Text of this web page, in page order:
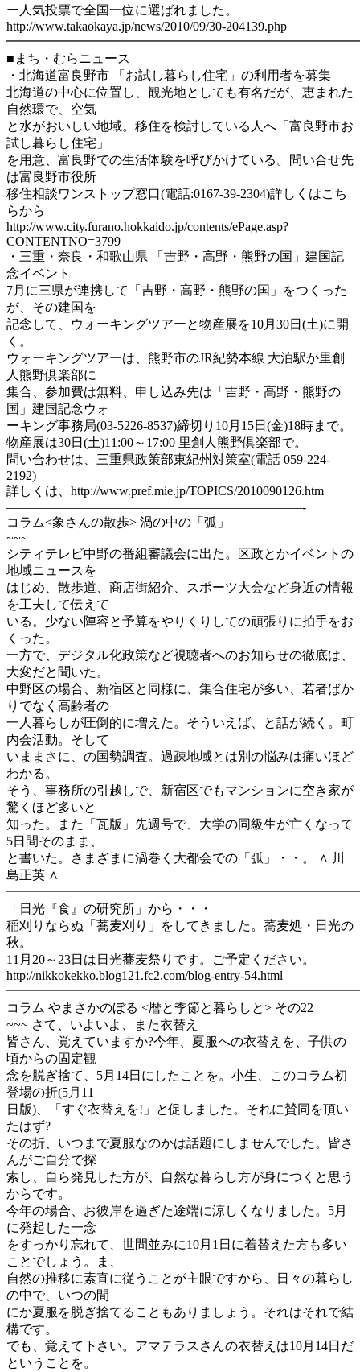
ー人気投票で全国一位に選ばれました。
http://www.takaokaya.jp/news/2010/09/30-204139.php
■まち・むらニュース ————————————————
・北海道富良野市 「お試し暮らし住宅」の利用者を募集
北海道の中心に位置し、観光地としても有名だが、恵まれた
自然環で、空気
と水がおいしい地域。移住を検討している人へ「富良野市お
試し暮らし住宅」
を用意、富良野での生活体験を呼びかけている。問い合せ先
は富良野市役所
移住相談ワンストップ窓口(電話:0167-39-2304)詳しくはこち
らから
http://www.city.furano.hokkaido.jp/contents/ePage.asp?
CONTENTNO=3799
・三重・奈良・和歌山県 「吉野・高野・熊野の国」建国記
念イベント
7月に三県が連携して「吉野・高野・熊野の国」をつくった
が、その建国を
記念して、ウォーキングツアーと物産展を10月30日(土)に開
く。
ウォーキングツアーは、熊野市のJR紀勢本線 大泊駅か里創
人熊野倶楽部に
集合、参加費は無料、申し込み先は「吉野・高野・熊野の
国」建国記念ウォ
ーキング事務局(03-5226-8537)締切り10月15日(金)18時まで。
物産展は30日(土)11:00～17:00 里創人熊野倶楽部で。
問い合わせは、三重県政策部東紀州対策室(電話 059-224-
2192)
詳しくは、http://www.pref.mie.jp/TOPICS/2010090126.htm
———————————————————————-
コラム<象さんの散歩> 渦の中の「弧」
~~~
シティテレビ中野の番組審議会に出た。区政とかイベントの
地域ニュースを
はじめ、散歩道、商店街紹介、スポーツ大会など身近の情報
を工夫して伝えて
いる。少ない陣容と予算をやりくりしての頑張りに拍手をお
くった。
一方で、デジタル化政策など視聴者へのお知らせの徹底は、
大変だと聞いた。
中野区の場合、新宿区と同様に、集合住宅が多い、若者ばか
りでなく高齢者の
一人暮らしが圧倒的に増えた。そういえば、と話が続く。町
内会活動。そして
いままさに、の国勢調査。過疎地域とは別の悩みは痛いほど
わかる。
そう、事務所の引越しで、新宿区でもマンションに空き家が
驚くほど多いと
知った。また「瓦版」先週号で、大学の同級生が亡くなって
5日間そのまま、
と書いた。さまざまに渦巻く大都会での「弧」・・。 ∧ 川
島正英 ∧
「日光『食』の研究所」から・・・
稲刈りならぬ「蕎麦刈り」をしてきました。蕎麦処・日光の
秋。
11月20～23日は日光蕎麦祭りです。ご予定ください。
http://nikkokekko.blog121.fc2.com/blog-entry-54.html
コラム やまさかのぼる <暦と季節と暮らしと> その22
~~~ さて、いよいよ、また衣替え
皆さん、覚えていますか?今年、夏服への衣替えを、子供の
頃からの固定観
念を脱ぎ捨て、5月14日にしたことを。小生、このコラム初
登場の折(5月11
日版)、「すぐ衣替えを!」と促しました。それに賛同を頂い
たはず?
その折、いつまで夏服なのかは話題にしませんでした。皆さ
んがご自分で探
索し、自ら発見した方が、自然な暮らし方が身につくと思う
からです。
今年の場合、お彼岸を過ぎた途端に涼しくなりました。5月
に発起した一念
をすっかり忘れて、世間並みに10月1日に着替えた方も多い
ことでしょう。ま、
自然の推移に素直に従うことが主眼ですから、日々の暮らし
の中で、いつの間
にか夏服を脱ぎ捨てることもありましょう。それはそれで結
構です。
でも、覚えて下さい。アマテラスさんの衣替えは10月14日だ
ということを。